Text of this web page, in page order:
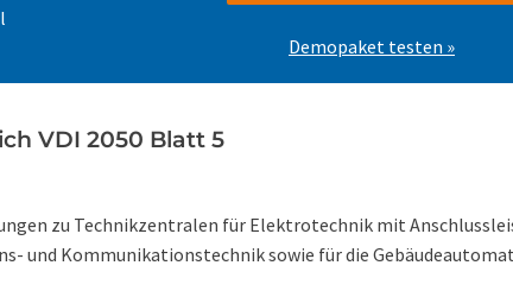
Demopaket testen »
VDI 2050 Blatt 5
zu Technikzentralen für Elektrotechnik mit
und Kommunikationstechnik sowie für die